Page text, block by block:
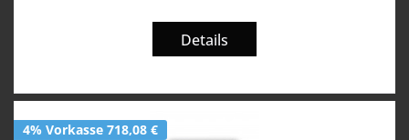
Details
4% Vorkasse 718,08 €